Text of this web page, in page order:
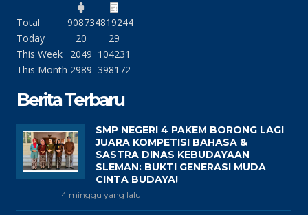
Total 908734819244
Today
20
29
This Week
2049 104231
This Month 2989 398172
Berita Terbaru
SMP NEGERI 4 PAKEM BORONG LAGI
JUARA KOMPETISI BAHASA &
SASTRA DINAS KEBUDAYAAN
SLEMAN: BUKTI GENERASI MUDA
CINTA BUDAYA!
4 minggu yang lalu